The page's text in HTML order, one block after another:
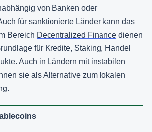
von Banken oder
für sanktionierte Länder kann das
Bereich Decentralized Finance dienen
für Kredite, Staking, Handel
Auch in Ländern mit instabilen
sie als Alternative zum lokalen